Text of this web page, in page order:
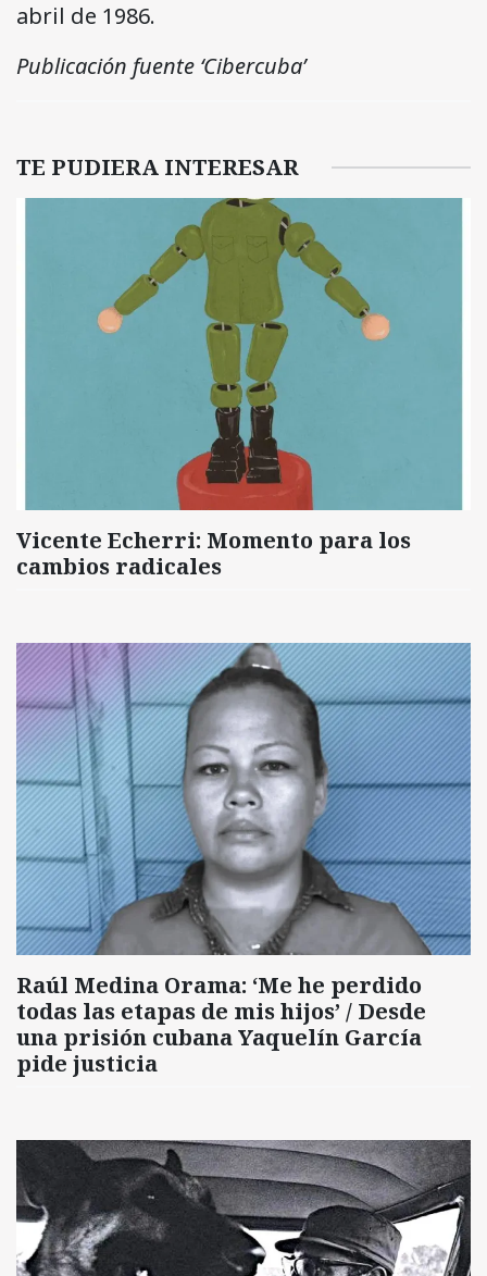
abril de 1986.
Publicación fuente ‘Cibercuba’
TE PUDIERA INTERESAR
Vicente Echerri: Momento para los
cambios radicales
Raúl Medina Orama: ‘Me he perdido
todas las etapas de mis hijos’ / Desde
una prisión cubana Yaquelín García
pide justicia